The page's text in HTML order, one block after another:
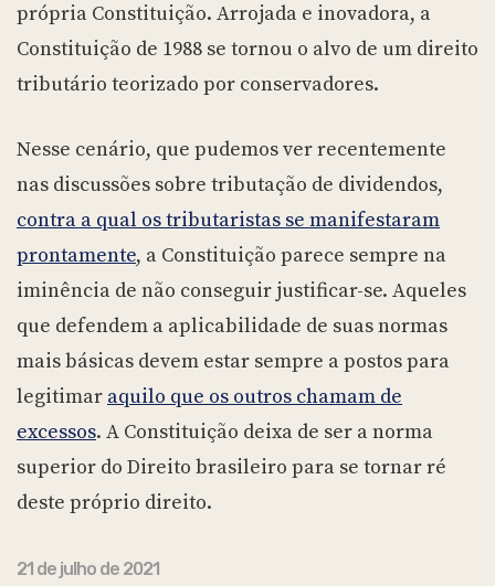
própria Constituição. Arrojada e inovadora, a
Constituição de 1988 se tornou o alvo de um direito
tributário teorizado por conservadores.
Nesse cenário, que pudemos ver recentemente
nas discussões sobre tributação de dividendos,
contra a qual os tributaristas se manifestaram
prontamente, a Constituição parece sempre na
iminência de não conseguir justificar-se. Aqueles
que defendem a aplicabilidade de suas normas
mais básicas devem estar sempre a postos para
legitimar aquilo que os outros chamam de
excessos. A Constituição deixa de ser a norma
superior do Direito brasileiro para se tornar ré
deste próprio direito.
21 de julho de 2021